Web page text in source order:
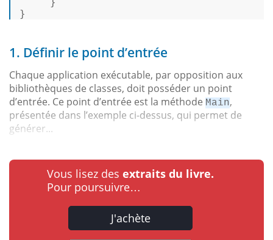
}
}
1. Définir le point d’entrée
Chaque application exécutable, par opposition aux
bibliothèques de classes, doit posséder un point
d’entrée. Ce point d’entrée est la méthode Main,
présentée dans l’exemple ci-dessus, qui permet de
générer...
Vous lisez des extraits du livre.
Pour poursuivre…
J'achète